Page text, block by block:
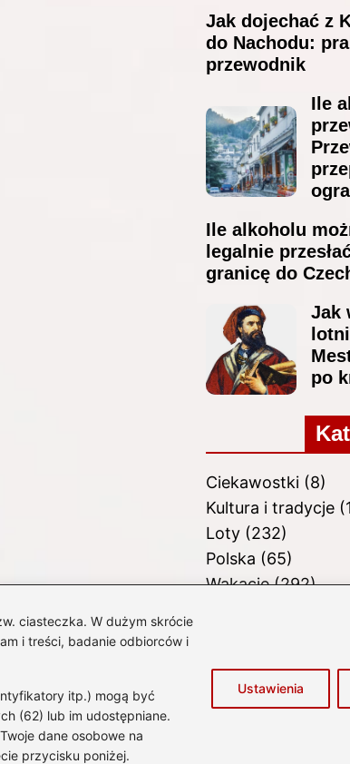
ciasteczka. W dużym skrócie
i treści, badanie odbiorców i
itp.) mogą być
(62) lub im udostępniane.
dane osobowe na
przycisku poniżej.
Ustawienia
Jak dojechać z
do Nachodu:
przewodnik
Ile
Ile alkoholu
legalnie
granicę do
Jak
po
Ciekawostki(8)
Kultura i tradycje
Loty(232)
Polska (65)
Wakacje(292)
Strona główna